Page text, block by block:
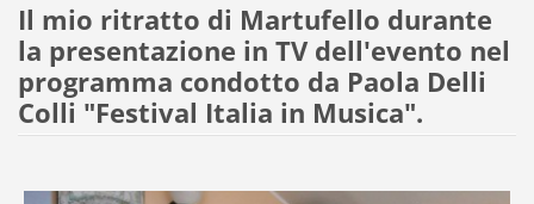
Il mio ritratto di Martufello durante
la presentazione in TV dell'evento nel
programma condotto da Paola Delli
Colli "Festival Italia in Musica".